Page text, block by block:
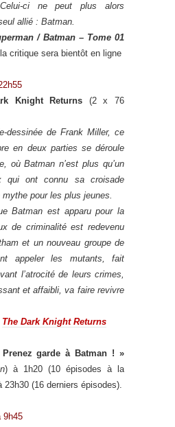
Celui-ci ne peut plus alors
allié : Batman.
/ Batman – Tome 01
critique sera bientôt en ligne
Knight Returns (2 x 76
dessinée de Frank Miller, ce
en deux parties se déroule
où Batman n’est plus qu’un
qui ont connu sa croisade
pour les plus jeunes.
Batman est apparu pour la
de criminalité est redevenu
et un nouveau groupe de
appeler les mutants, fait
l’atrocité de leurs crimes,
et affaibli, va faire revivre
The Dark Knight Returns
Prenez garde à Batman ! »
) à 1h20 (10 épisodes à la
(16 derniers épisodes).
9h45